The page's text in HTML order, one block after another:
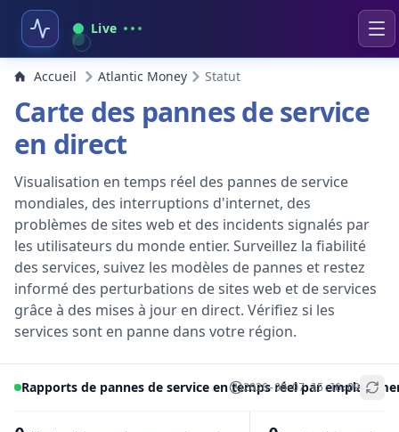
Live
Accueil Atlantic Money Statut
Carte des pannes de service
en direct
Visualisation en temps réel des pannes de service
mondiales, des interruptions d'internet, des
problèmes de sites web et des incidents signalés par
les utilisateurs du monde entier. Surveillez la fiabilité
des services, suivez les modèles de pannes et restez
informé des perturbations de sites web et de services
grâce à des mises à jour en direct. Vérifiez si les
services sont en panne dans votre région.
Rapports de pannes de service en temps réel par
2026-08-07 15:16:09
+